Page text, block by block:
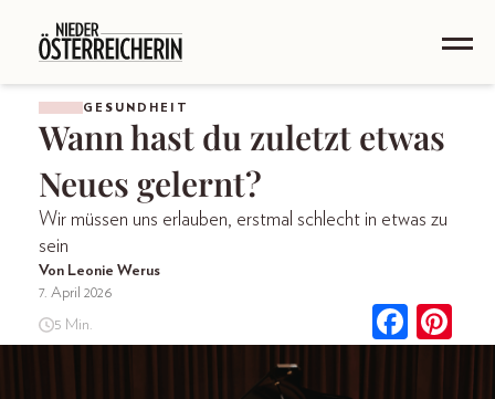
GESUNDHEIT
Wann hast du zuletzt etwas
Neues gelernt?
Wir müssen uns erlauben, erstmal schlecht in etwas zu
sein
Von Leonie Werus
7. April 2026
5 Min.